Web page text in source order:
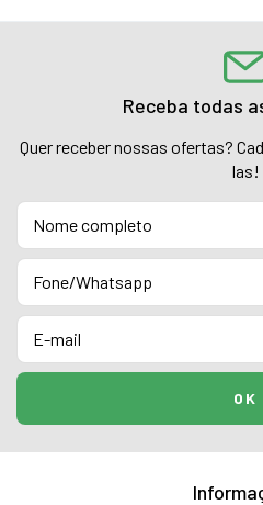
Receba todas
Quer receber nossas ofertas?
las!